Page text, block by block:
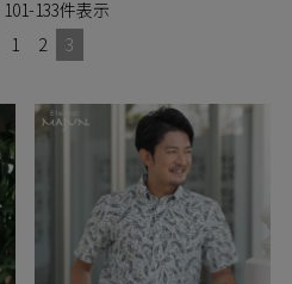
101-133件表示
1
2 3